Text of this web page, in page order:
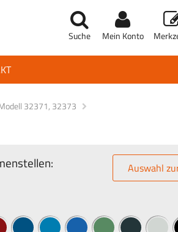
Suche Mein Konto
32371, 32373
Auswahl